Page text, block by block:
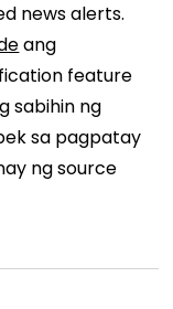
news alerts.
ang
feature
sabihin ng
sa pagpatay
ng source